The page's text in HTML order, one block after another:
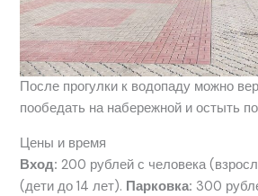
После прогулки к водопаду можно
пообедать на набережной и остыть
Цены и время
Вход: 200 рублей с человека
(дети до 14 лет). Парковка: 300